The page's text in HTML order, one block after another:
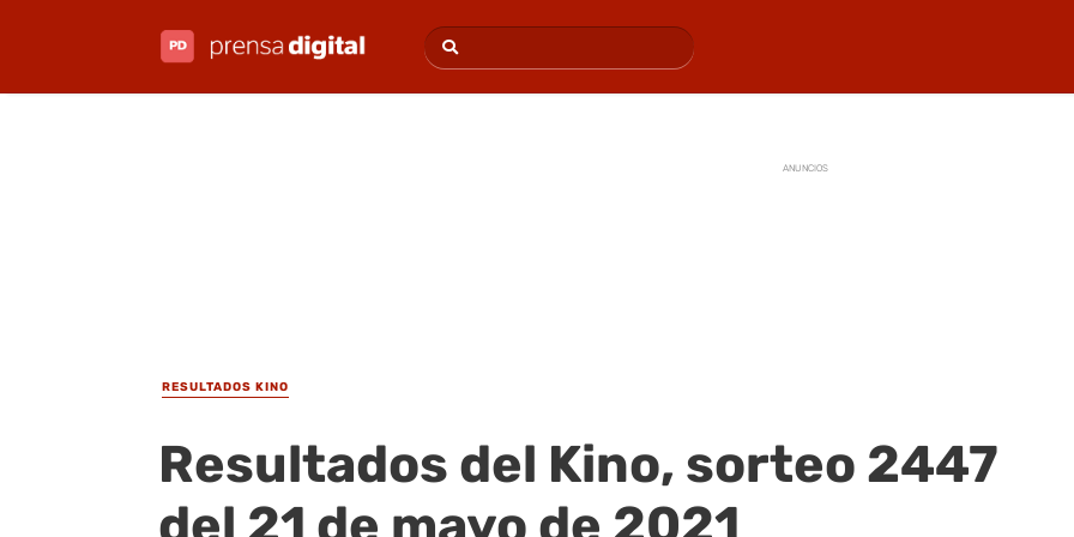
ANUNCIOS
RESULTADOS KINO
Resultados del Kino, sorteo 2447